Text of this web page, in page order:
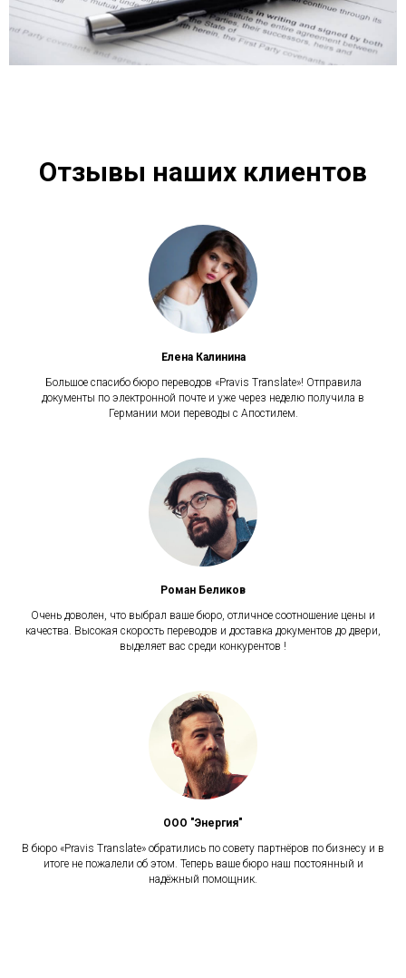
Отзывы наших клиентов
Елена Калинина
Большое спасибо бюро переводов «Pravis Translate»! Отправила
документы по электронной почте и уже через неделю получила в
Германии мои переводы с Апостилем.
Роман Беликов
Очень доволен, что выбрал ваше бюро, отличное соотношение цены и
качества. Высокая скорость переводов и доставка документов до двери,
выделяет вас среди конкурентов !
ООО "Энергия"
В бюро «Pravis Translate» обратились по совету партнёров по бизнесу и в
итоге не пожалели об этом. Теперь ваше бюро наш постоянный и
надёжный помощник.